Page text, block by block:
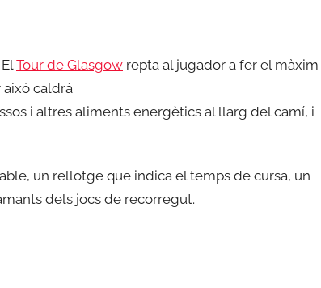
Tour de Glasgow repta al jugador a fer el màxim
caldrà
i altres aliments energètics al llarg del camí, i
un rellotge que indica el temps de cursa, un
dels jocs de recorregut.